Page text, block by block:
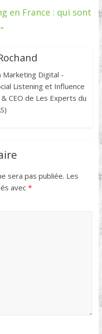
en France : qui sont
Marketing Digital -
Listening et Influence
CEO de Les Experts du
sera pas publiée. Les
avec *